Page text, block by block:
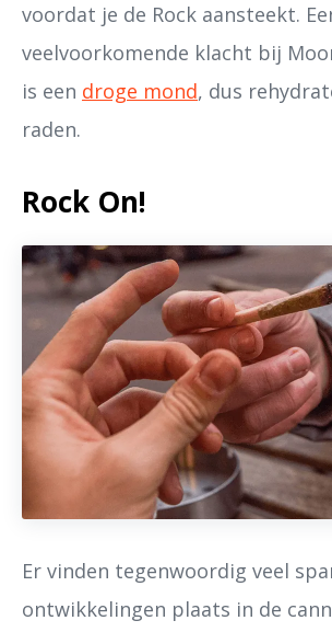
voordat je de Rock aansteekt.
veelvoorkomende klacht bij
is een droge mond, dus
raden.
Rock On!
Er vinden tegenwoordig veel
ontwikkelingen plaats in de